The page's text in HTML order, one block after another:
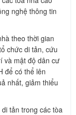
nghệ thông tin
theo thời gian
chức di tản, cứu
và mật độ dân cư
để có thể lên
nhất, giảm thiểu
tản trong các tòa